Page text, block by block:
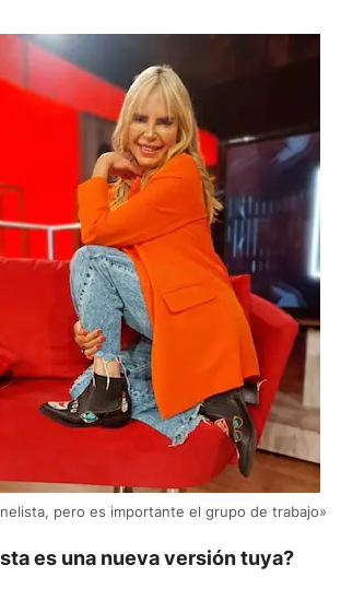
pero es importante el grupo de trabajo»
es una nueva versión tuya?